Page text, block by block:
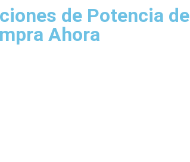
de Potencia de
Ahora